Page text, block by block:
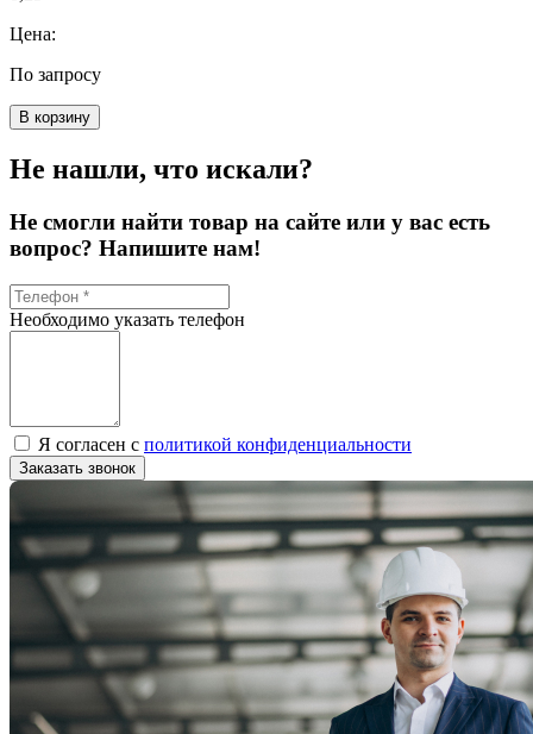
Цена:
По запросу
В корзину
Не нашли, что искали?
Не смогли найти товар на сайте или у вас есть
вопрос? Напишите нам!
Необходимо указать телефон
Я согласен с политикой конфиденциальности
Заказать звонок